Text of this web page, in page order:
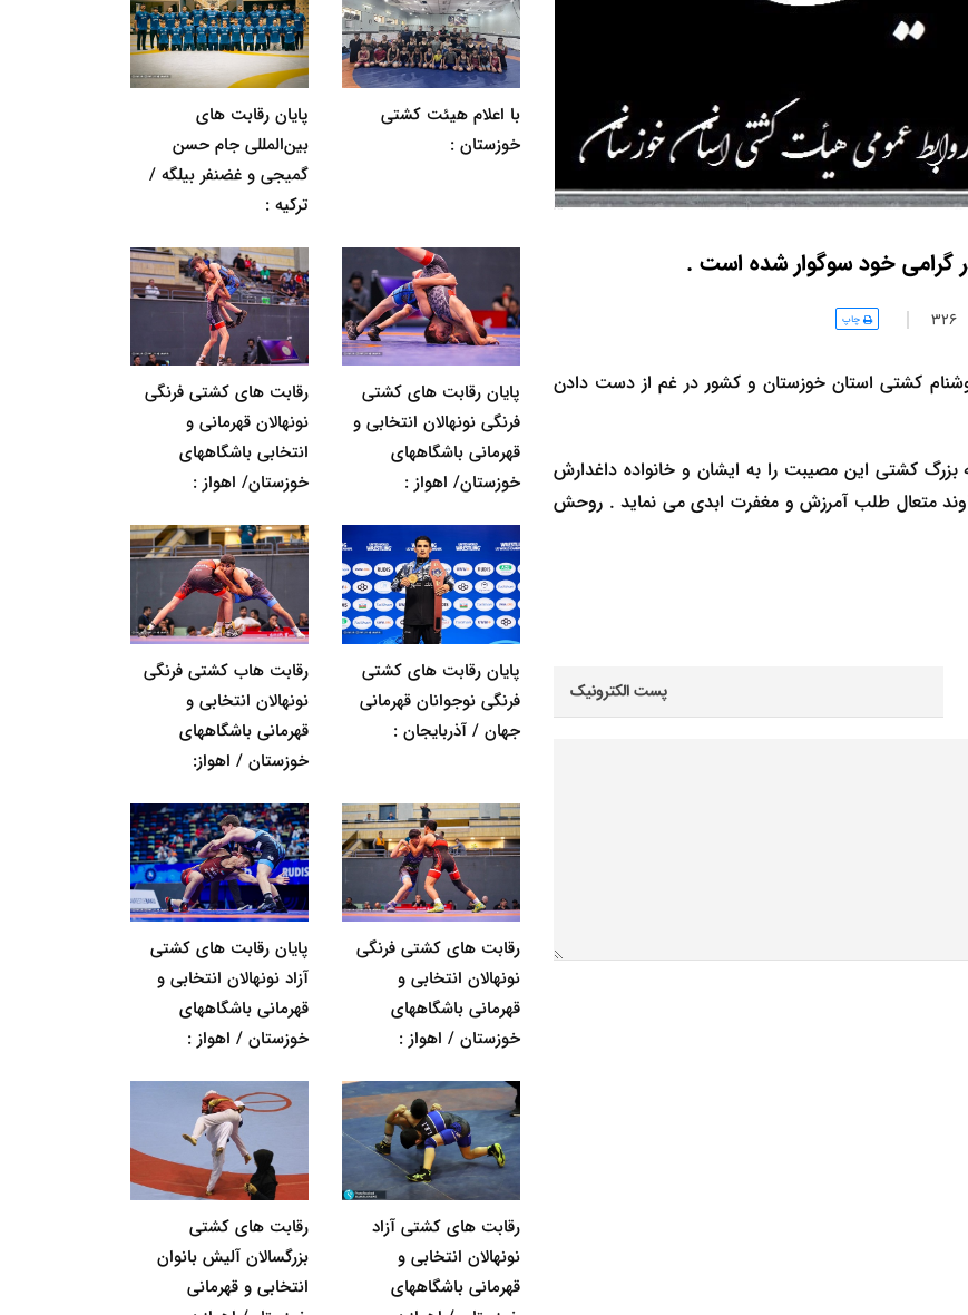
گرامی خود سوگوار شده است .
326 چاپ
کشتی استان خوزستان و کشور در غم از دست دادن
کشتی این مصیبت را به ایشان و خانواده داغدارش
متعال طلب آمرزش و مغفرت ابدی می نماید . روحش
با اعلام هیئت کشتی
خوزستان :
پایان رقابت های
بین‌المللی جام حسن
گمیجی و غضنفر بیلگه /
ترکیه :
پایان رقابت های کشتی
فرنگی نونهالان انتخابی و
قهرمانی باشگاههای
خوزستان/ اهواز :
رقابت های کشتی فرنگی
نونهالان قهرمانی و
انتخابی باشگاههای
خوزستان/ اهواز :
پایان رقابت های کشتی
فرنگی نوجوانان قهرمانی
جهان / آذربایجان :
رقابت هاب کشتی فرنگی
نونهالان انتخابی و
قهرمانی باشگاههای
خوزستان / اهواز:
رقابت های کشتی فرنگی
نونهالان انتخابی و
قهرمانی باشگاههای
خوزستان / اهواز :
پایان رقابت های کشتی
آزاد نونهالان انتخابی و
قهرمانی باشگاههای
خوزستان / اهواز :
رقابت های کشتی آزاد
نونهالان انتخابی و
قهرمانی باشگاههای
رقابت های کشتی
بزرگسالان آلیش بانوان
انتخابی و قهرمانی